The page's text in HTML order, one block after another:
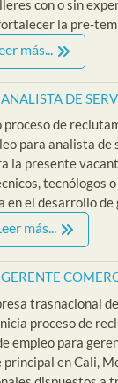
con o sin
la pre-
más...
DE
proceso de
para analista de
la presente
tecnólogos
en el desarrollo
más...
trasnacional
proceso de
empleo para
principal en Cali,